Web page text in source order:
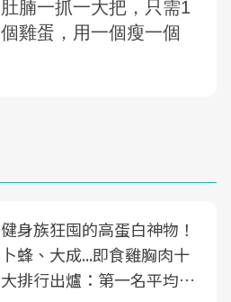
健身族狂囤的高蛋白神物！
卜蜂、大成...即食雞胸肉十
大排行出爐：第一名平均一